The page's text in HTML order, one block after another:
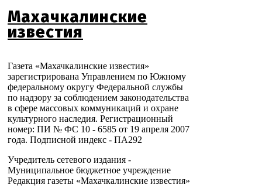
Махачкалинские
известия
Газета «Махачкалинские известия»
зарегистрирована Управлением по Южному
федеральному округу Федеральной службы
по надзору за соблюдением законодательства
в сфере массовых коммуникаций и охране
культурного наследия. Регистрационный
номер: ПИ № ФС 10 - 6585 от 19 апреля 2007
года. Подписной индекс - ПА292
Учредитель сетевого издания -
Муниципальное бюджетное учреждение
Редакция газеты «Махачкалинские известия»